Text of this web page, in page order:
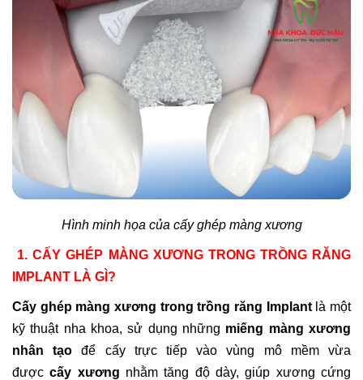
Hình minh họa của cấy ghép màng xương
1. CẤY GHÉP MÀNG XƯƠNG TRONG TRỒNG RĂNG
IMPLANT LÀ GÌ?
Cấy ghép màng xương trong trồng răng Implantlà một
kỹ thuật nha khoa, sử dụng những miếng màng xương
nhân tạo để cấy trực tiếp vào vùng mô mềm vừa
đượccấy xương nhằm tăng độ dày, giúp xương cứng